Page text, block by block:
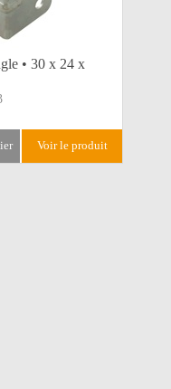
• 30 x 24 x
voir le produit